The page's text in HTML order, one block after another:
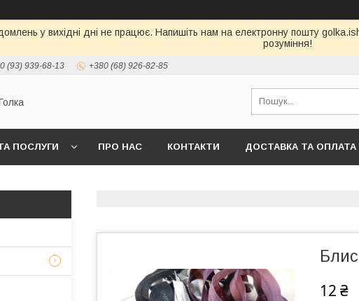
у вихідні дні не працює. Напишіть нам на електронну пошту
розуміння!
(93) 939-68-13 +380 (68) 926-82-85
ПОСЛУГИ ПРО НАС КОНТАКТИ ДОСТАВКА ТА ОПЛАТА
12 ₴